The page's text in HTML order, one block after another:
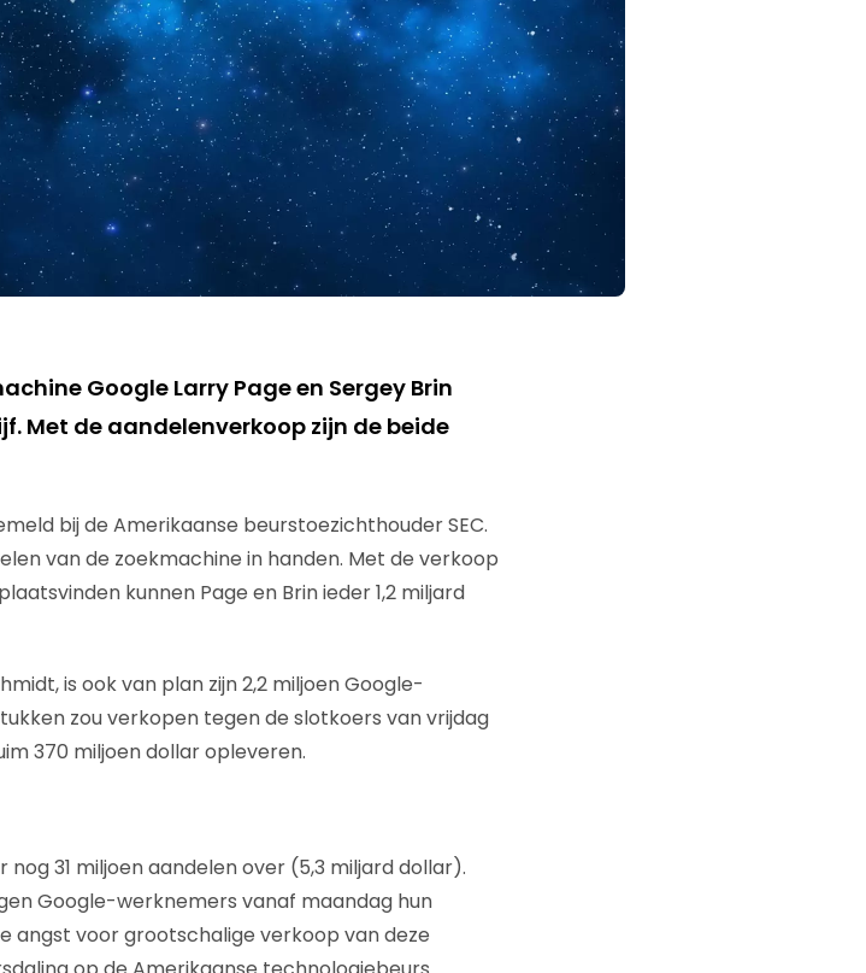
Google Larry Page en Sergey Brin
Met de aandelenverkoop zijn de beide
bij de Amerikaanse beurstoezichthouder SEC.
van de zoekmachine in handen. Met de verkoop
kunnen Page en Brin ieder 1,2 miljard
is ook van plan zijn 2,2 miljoen Google-
zou verkopen tegen de slotkoers van vrijdag
370 miljoen dollar opleveren.
31 miljoen aandelen over (5,3 miljard dollar).
Google-werknemers vanaf maandag hun
angst voor grootschalige verkoop van deze